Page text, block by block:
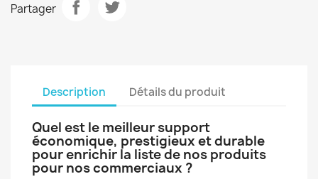
Partager
Description Détails du produit
Quel est le meilleur support
économique, prestigieux et durable
pour enrichir la liste de nos produits
pour nos commerciaux ?